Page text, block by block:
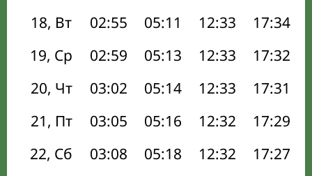
18, Вт
02:55 05:11 12:33 17:34
19, Ср
02:59 05:13 12:33 17:32
20, Чт
03:02 05:14 12:33 17:31
21, Пт
03:05 05:16 12:32 17:29
22, Сб
03:08 05:18 12:32 17:27